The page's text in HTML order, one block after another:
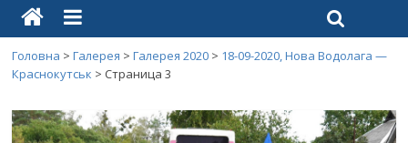
Головна >Галерея >Галерея 2020 > 18-09-2020, Нова Водолага —
Краснокутськ > Страница 3